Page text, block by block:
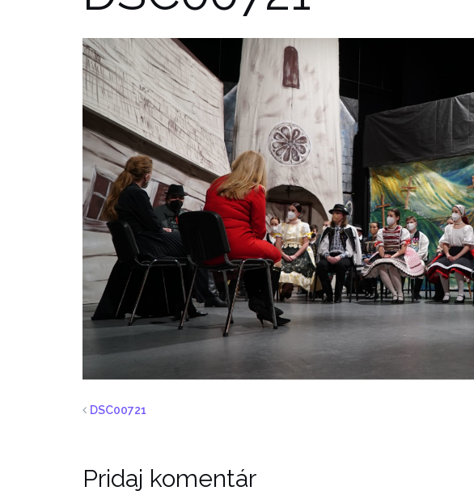
DSC00721
Pridaj komentár